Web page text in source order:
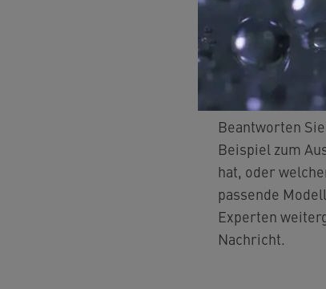
Beantworten
Beispiel zum
hat, oder
passende
Experten
Nachricht.